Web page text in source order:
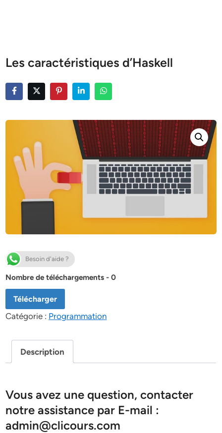
Les caractéristiques d’Haskell
Besoin d'aide ?
Nombre de téléchargements - 0
Télécharger
Catégorie : Programmation
Description
Vous avez une question, contacter
notre assistance par E-mail :
admin@clicours.com